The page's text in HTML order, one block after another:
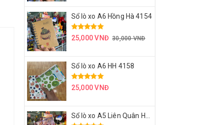
Sổ lò xo A6 Hồng Hà 4154
25,000 VNĐ 30,000 VNĐ
Sổ lò xo A6 HH 4158
25,000 VNĐ